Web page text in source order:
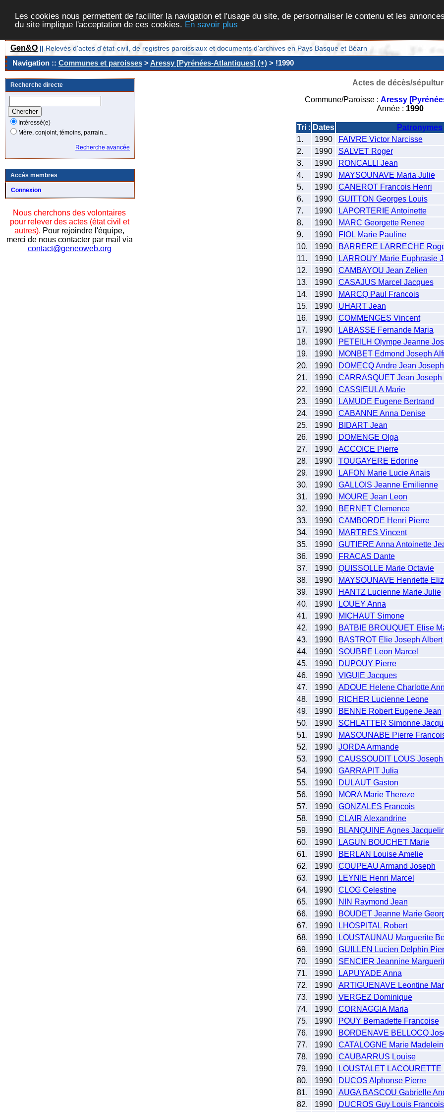
Les cookies nous permettent de faciliter la navigation et l'usage du site, de personnaliser le contenu et les
du site implique l'acceptation de ces cookies. En savoir plus
Gen&O || Relevés d'actes d'état-civil, de registres paroissiaux et documents d'archives en Pays Basque et Béarn
Navigation :: Communes et paroisses >Aressy [Pyrénées-Atlantiques] (+) > !1990
Recherche directe
Intéressé(e)
Mère, conjoint, témoins, parrain...
Recherche avancée
Accès membres
Connexion
Nous cherchons des volontaires
pour relever des actes (état civil et
autres). Pour rejoindre l'équipe,
merci de nous contacter par mail via
contact@geneoweb.org
Actes de décès/
Commune/Paroisse : Aressy
Année : 1990
Tri : Dates
Patronymes
1.
1990
FAIVRE Victor Narcisse
2.
1990
SALVET Roger
3.
1990
RONCALLI Jean
4.
1990
MAYSOUNAVE Maria Julie
5.
1990
CANEROT Francois Henri
6.
1990
GUITTON Georges Louis
7.
1990
LAPORTERIE Antoinette
8.
1990
MARC Georgette Renee
9.
1990
FIOL Marie Pauline
10.
1990
BARRERE LARRECHE
11.
1990
LARROUY Marie Euphrasie
12.
1990
CAMBAYOU Jean Zelien
13.
1990
CASAJUS Marcel Jacques
14.
1990
MARCQ Paul Francois
15.
1990
UHART Jean
16.
1990
COMMENGES Vincent
17.
1990
LABASSE Fernande Maria
18.
1990
PETEILH Olympe Jeanne
19.
1990
MONBET Edmond Joseph
20.
1990
DOMECQ Andre Jean Joseph
21.
1990
CARRASQUET Jean Joseph
22.
1990
CASSIEULA Marie
23.
1990
LAMUDE Eugene Bertrand
24.
1990
CABANNE Anna Denise
25.
1990
BIDART Jean
26.
1990
DOMENGE Olga
27.
1990
ACCOICE Pierre
28.
1990
TOUGAYERE Edorine
29.
1990
LAFON Marie Lucie Anais
30.
1990
GALLOIS Jeanne Emilienne
31.
1990
MOURE Jean Leon
32.
1990
BERNET Clemence
33.
1990
CAMBORDE Henri Pierre
34.
1990
MARTRES Vincent
35.
1990
GUTIERE Anna Antoinette
36.
1990
FRACAS Dante
37.
1990
QUISSOLLE Marie Octavie
38.
1990
MAYSOUNAVE Henriette
39.
1990
HANTZ Lucienne Marie Julie
40.
1990
LOUEY Anna
41.
1990
MICHAUT Simone
42.
1990
BATBIE BROUQUET Elise
43.
1990
BASTROT Elie Joseph Albert
44.
1990
SOUBRE Leon Marcel
45.
1990
DUPOUY Pierre
46.
1990
VIGUIE Jacques
47.
1990
ADOUE Helene Charlotte
48.
1990
RICHER Lucienne Leone
49.
1990
BENNE Robert Eugene Jean
50.
1990
SCHLATTER Simonne
51.
1990
MASOUNABE Pierre
52.
1990
JORDA Armande
53.
1990
CAUSSOUDIT LOUS
54.
1990
GARRAPIT Julia
55.
1990
DULAUT Gaston
56.
1990
MORA Marie Thereze
57.
1990
GONZALES Francois
58.
1990
CLAIR Alexandrine
59.
1990
BLANQUINE Agnes
60.
1990
LAGUN BOUCHET Marie
61.
1990
BERLAN Louise Amelie
62.
1990
COUPEAU Armand Joseph
63.
1990
LEYNIE Henri Marcel
64.
1990
CLOG Celestine
65.
1990
NIN Raymond Jean
66.
1990
BOUDET Jeanne Marie
67.
1990
LHOSPITAL Robert
68.
1990
LOUSTAUNAU Marguerite
69.
1990
GUILLEN Lucien Delphin
70.
1990
SENCIER Jeannine
71.
1990
LAPUYADE Anna
72.
1990
ARTIGUENAVE Leontine
73.
1990
VERGEZ Dominique
74.
1990
CORNAGGIA Maria
75.
1990
POUY Bernadette Francoise
76.
1990
BORDENAVE BELLOCQ
77.
1990
CATALOGNE Marie
78.
1990
CAUBARRUS Louise
79.
1990
LOUSTALET LACOURETTE
80.
1990
DUCOS Alphonse Pierre
81.
1990
AUGA BASCOU Gabrielle
82.
1990 DUCROS Guy Louis